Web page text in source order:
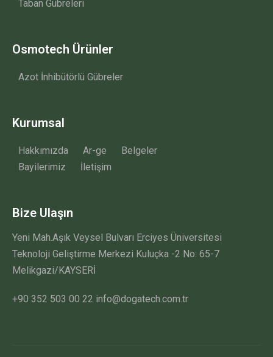
Taban Gübreleri
Osmotech Ürünler
Azot İnhibütörlü Gübreler
Kurumsal
Hakkımızda Ar-ge
Belgeler
Bayilerimiz
İletişim
Bize Ulaşın
Yeni Mah.Aşık Veysel Bulvarı Erciyes Üniversitesi
Teknoloji Geliştirme Merkezi Kuluçka -2 No: 65-7
Melikgazi/KAYSERİ
+90 352 503 00 22 info@dogatech.com.tr